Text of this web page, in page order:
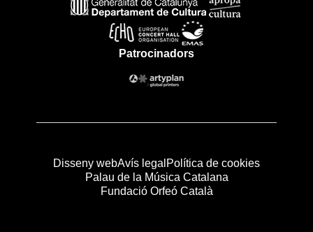
Patrocinadors
Disseny webAvís legal Política de cookies
Palau de la Música Catalana
Fundació Orfeó Català